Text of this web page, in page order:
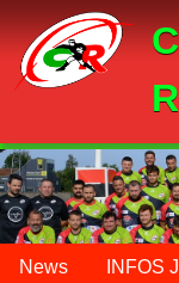
News INFOS
Panneau de gestion